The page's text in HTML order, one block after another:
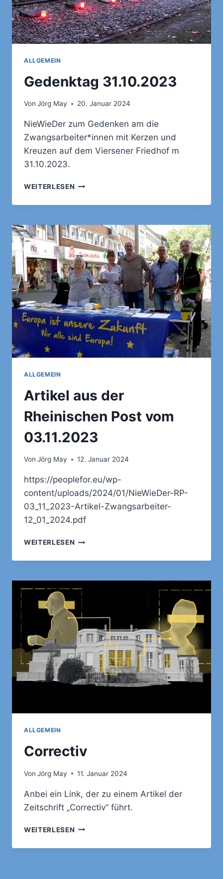
ALLGEMEIN
Gedenktag 31.10.2023
Von Jörg May 20. Januar 2024
NieWieDer zum Gedenken am die
Zwangsarbeiter*innen mit Kerzen und
Kreuzen auf dem Viersener Friedhof m
31.10.2023.
WEITERLESEN GEDENKTAG
ALLGEMEIN
Artikel aus der
Rheinischen Post vom
03.11.2023
Von Jörg May 12. Januar 2024
https://peoplefor.eu/wp-
content/uploads/2024/01/NieWieDer-RP-
03_11_2023-Artikel-Zwangsarbeiter-
12_01_2024.pdf
WEITERLESEN ARTIKEL
DER
POST
VOM
03.11.2023
ALLGEMEIN
Correctiv
Von Jörg May 11. Januar 2024
Anbei ein Link, der zu einem Artikel der
Zeitschrift „Correctiv“ führt.
WEITERLESEN CORRECTIV